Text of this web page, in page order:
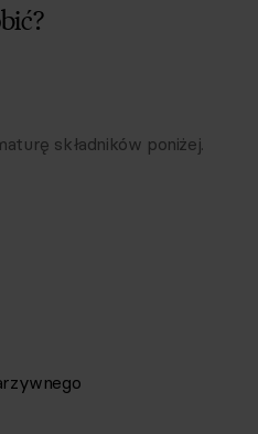
składników poniżej.
z ilościami i wagami